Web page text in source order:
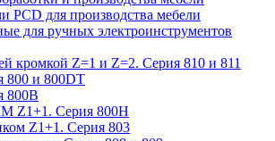
PCD для производства мебели
для ручных электроинструментов
кромкой Z=1 и Z=2. Серия 810 и 811
800 и 800DT
800B
Z1+1. Серия 800H
Z1+1. Серия 803